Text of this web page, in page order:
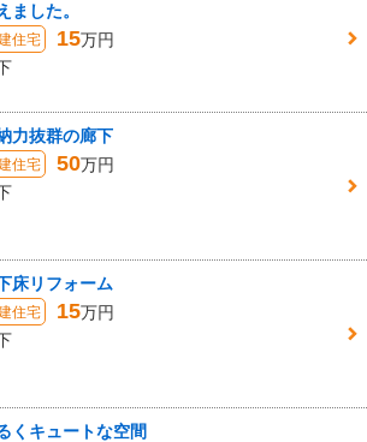
ました。
住宅 15万円
力抜群の廊下
住宅 50万円
床リフォーム
住宅 15万円
くキュートな空間